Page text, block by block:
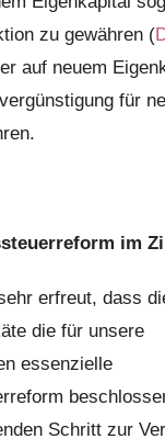
zu gewähren (
auf neuem
für
im
erfreut, dass
die für unsere
essenzielle
Schritt zur